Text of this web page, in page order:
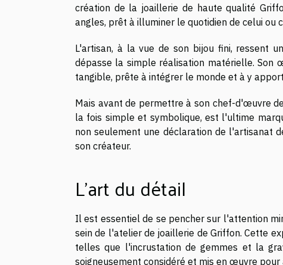
création de la joaillerie de haute qualité
angles, prêt à illuminer le quotidien de celui ou
L'artisan, à la vue de son bijou fini, ressent
dépasse la simple réalisation matérielle. Son
tangible, prête à intégrer le monde et à y
Mais avant de permettre à son chef-d'œuvre
la fois simple et symbolique, est l'ultime
non seulement une déclaration de l'artisanat
son créateur.
L'art du détail
Il est essentiel de se pencher sur l'attention
sein de l'atelier de joaillerie de Griffon. Cette
telles que l'incrustation de gemmes et la
soigneusement considéré et mis en œuvre